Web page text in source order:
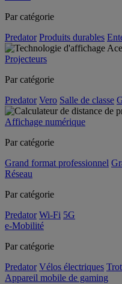
Par catégorie
Predator Produits durables
Projecteurs
Par catégorie
Predator Vero Salle de classe
Affichage numérique
Par catégorie
Grand format professionnel
Réseau
Par catégorie
Predator Wi-Fi 5G
e-Mobilité
Par catégorie
Predator Vélos électriques
Appareil mobile de gaming